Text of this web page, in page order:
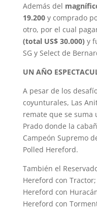
Además del
19.200y comprado
otro, por el cual
(total US$ 30.000) y
SG y Select de
UN AÑO
A pesar de los
coyunturales, Las
remate que se suma
Prado donde la
Campeón Supremo
Polled Hereford.
También el
Hereford con
Hereford con
Hereford con